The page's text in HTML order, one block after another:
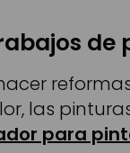
de
las
para